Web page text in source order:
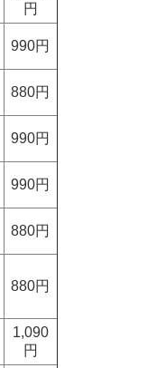
円
990円
880円
990円
990円
880円
880円
1,090
円